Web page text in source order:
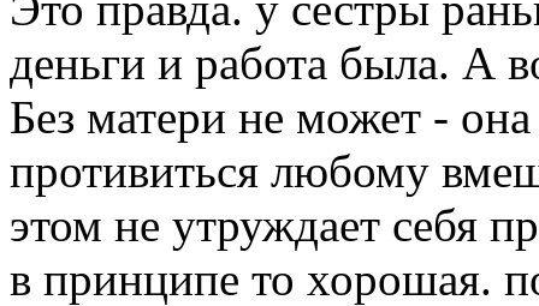
деньги и работа была. А
Без матери не может -
противиться любому
этом не утруждает себя
в принципе то хорошая.